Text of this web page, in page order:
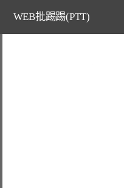
WEB批踢踢(PTT)